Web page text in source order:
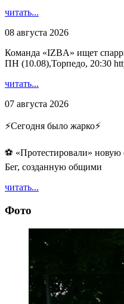
читать...
08 августа 2026
Команда «IZBA» ищет
ПН (10.08),Торпедо, 20:30
читать...
07 августа 2026
⚡️Сегодня было жарко⚡️
⚽ ️«Протестировали»
Бег, созданную общими
читать...
Фото